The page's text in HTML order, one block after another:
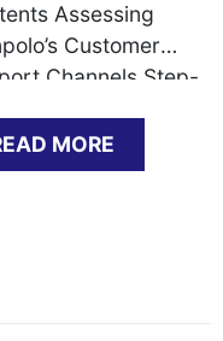
Assessing
Customer
Channels Step-
Support
Common
MORE